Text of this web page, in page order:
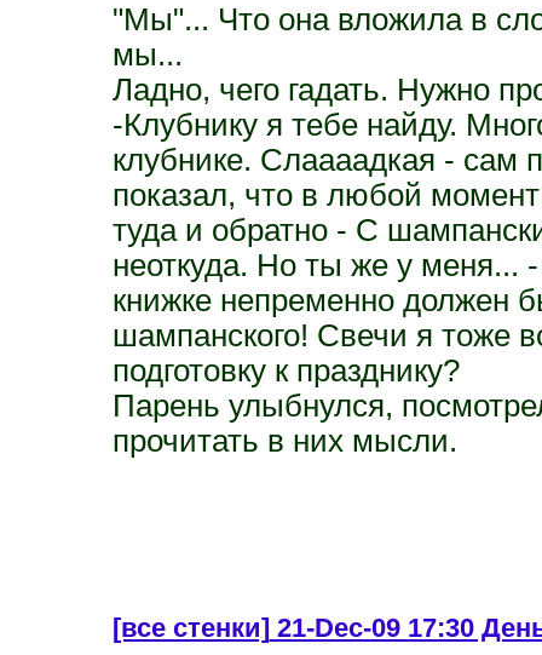
"Мы"... Что она вложила в
мы...
Ладно, чего гадать. Нужно
-Клубнику я тебе найду.
клубнике. Слаааадкая - сам
показал, что в любой
туда и обратно - С
неоткуда. Но ты же у меня...
книжке непременно должен
шампанского! Свечи я тоже
подготовку к празднику?
Парень улыбнулся,
прочитать в них мысли.
[все стенки]21-Dec-09 17:30